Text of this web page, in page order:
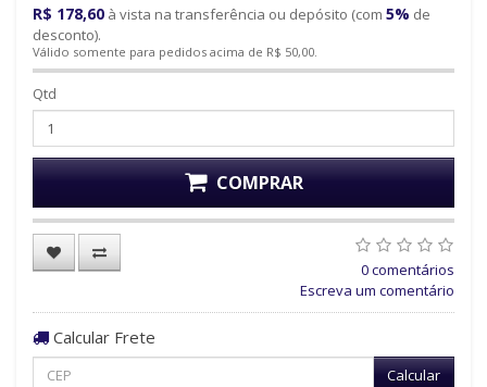
R$ 178,60 à vista na transferência ou depósito (com 5% de
desconto).
Válido somente para pedidos acima de R$ 50,00.
Qtd
COMPRAR
0 comentários
Escreva um comentário
Calcular Frete
Calcular